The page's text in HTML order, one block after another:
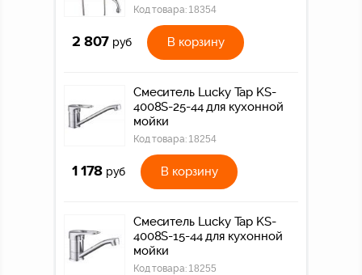
Код товара: 18354
2 807 руб В корзину
Смеситель Lucky Tap KS-
4008S-25-44 для кухонной
мойки
Код товара: 18254
1 178 руб В корзину
Смеситель Lucky Tap KS-
4008S-15-44 для кухонной
мойки
Код товара: 18255